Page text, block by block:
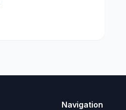
Navigation